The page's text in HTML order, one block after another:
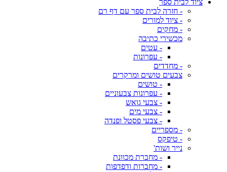
ציוד לבית ספר
- חזרה לבית ספר עם דף רם
- ציוד למורים
- מחקים
מכשירי כתיבה
- עטים
- עפרונות
- מחדדים
צבעים טושים ומרקרים
- טושים
- עפרונות צבעוניים
- צבעי גואש
- צבעי מים
- צבעי פסטל ופנדה
- מספריים
- טיפקס
נייר ושות'
- מחברת מכוונת
- מחברות ודפדפות